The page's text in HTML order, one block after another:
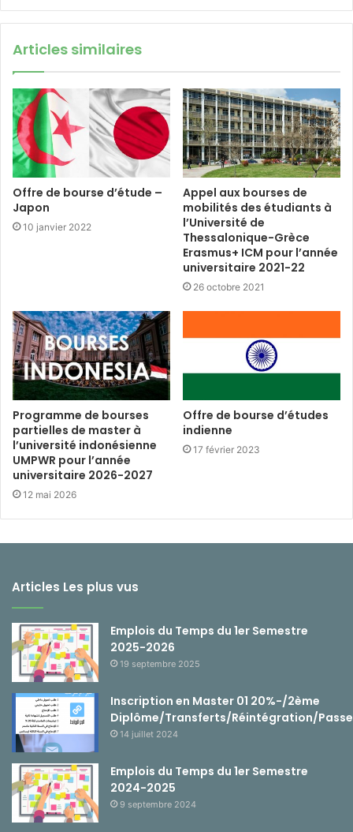
Articles similaires
Offre de bourse d’étude –
Japon
10 janvier 2022
Appel aux bourses de
mobilités des étudiants à
l’Université de
Thessalonique-Grèce
Erasmus+ ICM pour l’année
universitaire 2021-22
26 octobre 2021
Programme de bourses
partielles de master à
l’université indonésienne
UMPWR pour l’année
universitaire 2026-2027
12 mai 2026
Offre de bourse d’études
indienne
17 février 2023
Articles Les plus vus
Emplois du Temps du 1er Semestre
2025-2026
19 septembre 2025
Inscription en Master 01 20%-/2ème
Diplôme/Transferts/Réintégration/
14 juillet 2024
Emplois du Temps du 1er Semestre
2024-2025
9 septembre 2024